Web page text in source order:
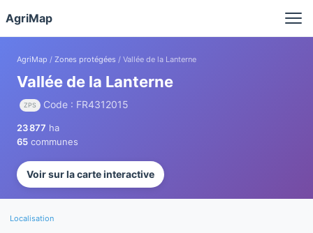
AgriMap
AgriMap / Zones protégées / Vallée de la Lanterne
Vallée de la Lanterne
ZPS Code : FR4312015
23 877 ha
65 communes
Voir sur la carte interactive
Localisation